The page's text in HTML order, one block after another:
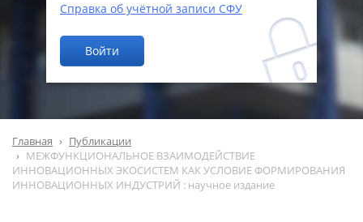
Справка об учётной записи СФУ
Войти
Главная
Публикации
МЕЖФУНКЦИОНАЛЬНОЕ ВЗАИМОДЕЙСТВИЕ
ИННОВАЦИОННЫХ ЭКОСИСТЕМ КАК УСЛОВИЕ ФОРМИРОВАНИЯ
ИННОВАЦИОННЫХ ИНДУСТРИЙ : научное издание